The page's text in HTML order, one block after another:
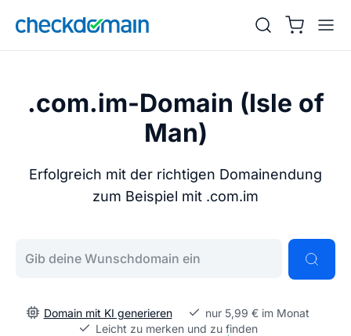
.com.im-Domain (Isle of
Man)
Erfolgreich mit der richtigen Domainendung
zum Beispiel mit .com.im
Domain mit KI generieren
nur 5,99 € im Monat
Leicht zu merken und zu finden